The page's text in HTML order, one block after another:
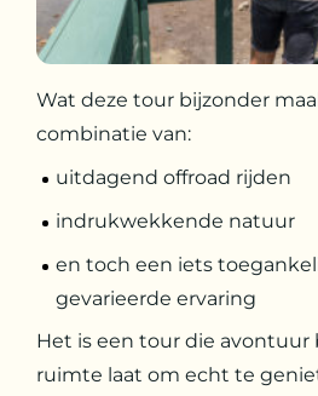
Wat deze tour bijzonder
combinatie van:
uitdagend offroad rijden
indrukwekkende natuur
en toch een iets
gevarieerde ervaring
Het is een tour die avontuur
ruimte laat om echt te